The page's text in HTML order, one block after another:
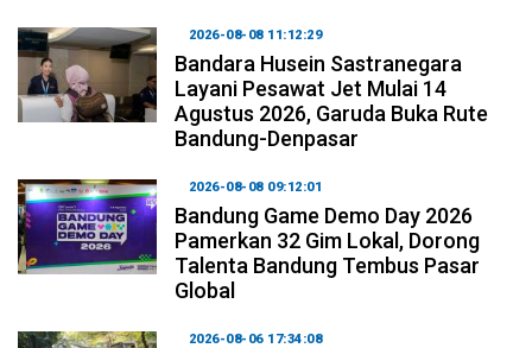
2026-08-08 11:12:29
Bandara Husein Sastranegara
Layani Pesawat Jet Mulai 14
Agustus 2026, Garuda Buka Rute
Bandung-Denpasar
2026-08-08 09:12:01
Bandung Game Demo Day 2026
Pamerkan 32 Gim Lokal, Dorong
Talenta Bandung Tembus Pasar
Global
2026-08-06 17:34:08